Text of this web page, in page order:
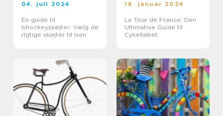
04. juli 2024
En guide til
ishockeyskøjter: Vælg de
rigtige skøjter til isen
18. januar 2024
Le Tour de France: Den
Ultimative Guide til
Cykelløbet